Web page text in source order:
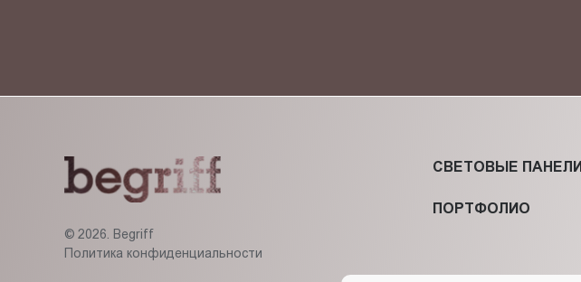
© 2026. Begriff
Политика конфиденциальности
СВЕТОВЫЕ ПАНЕЛИ
ПОРТФОЛИО